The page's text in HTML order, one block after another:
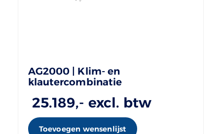
AG2000 | Klim- en
klautercombinatie
25.189,- excl. btw
Toevoegen wensenlijst